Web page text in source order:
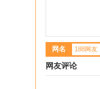
网名
网友评论